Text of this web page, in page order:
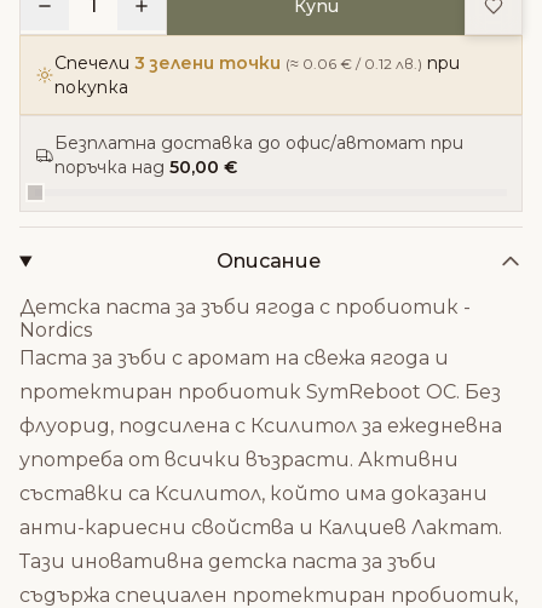
1 Купи
Спечели 3 зелени точки (≈ 0.06 € / 0.12 лв.) при
покупка
Безплатна доставка до офис/автомат при
поръчка над 50,00 €
Описание
Детска паста за зъби ягода с пробиотик -
Nordics
Паста за зъби с аромат на свежа ягода и
протектиран пробиотик SymReboot OC. Без
флуорид, подсилена с Ксилитол за ежедневна
употреба от всички възрасти. Активни
съставки са Ксилитол, който има доказани
анти-кариесни свойства и Калциев Лактат.
Тази иновативна детска паста за зъби
съдържа специален протектиран пробиотик,